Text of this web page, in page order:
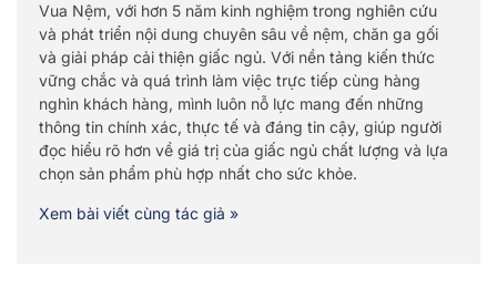
Vua Nệm, với hơn 5 năm kinh nghiệm trong nghiên cứu
và phát triển nội dung chuyên sâu về nệm, chăn ga gối
và giải pháp cải thiện giấc ngủ. Với nền tảng kiến thức
vững chắc và quá trình làm việc trực tiếp cùng hàng
nghìn khách hàng, mình luôn nỗ lực mang đến những
thông tin chính xác, thực tế và đáng tin cậy, giúp người
đọc hiểu rõ hơn về giá trị của giấc ngủ chất lượng và lựa
chọn sản phẩm phù hợp nhất cho sức khỏe.
Xem bài viết cùng tác giả »